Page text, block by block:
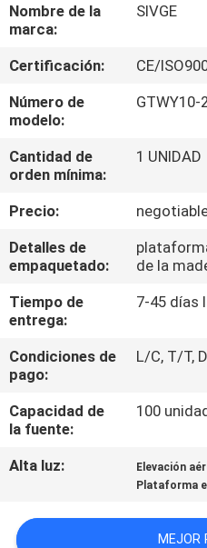
VIAJE
DE
LA
FÁBRICA
DE
CALIDAD
ÉNTRENOS
CONTACTO
CON
PIDA
CITA
Nombre de la
marca:
SIVGE
Certificación:
CE/
Número de
modelo:
GTWY10-
Cantidad de
orden mínima:
1 UNIDAD
Precio:
Detalles de
empaquetado:
de la
Tiempo de
entrega:
7-45 días
Condiciones de
pago:
L/C, T/T,
Capacidad de
la fuente:
100
Alta luz: Elevación
Plataforma
MEJOR